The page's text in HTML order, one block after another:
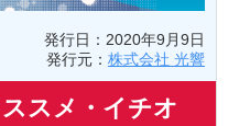
発行日：2020年9月9日
発行元： 株式会社 光響
スメ・イチオ